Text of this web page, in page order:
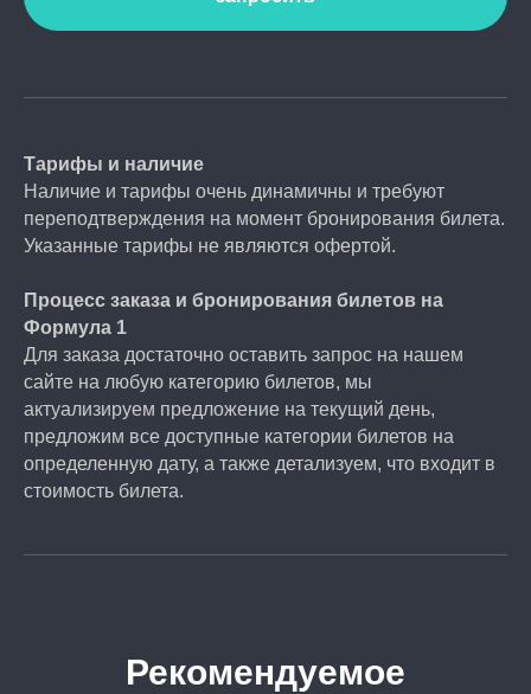
Тарифы и наличие
Наличие и тарифы очень динамичны и требуют
переподтверждения на момент бронирования билета.
Указанные тарифы не являются офертой.
Процесс заказа и бронирования билетов на
Формула 1
Для заказа достаточно оставить запрос на нашем
сайте на любую категорию билетов, мы
актуализируем предложение на текущий день,
предложим все доступные категории билетов на
определенную дату, а также детализуем, что входит в
стоимость билета.
Рекомендуемое